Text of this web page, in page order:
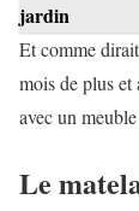
jardin
Et comme
mois de plus et
avec un
Le